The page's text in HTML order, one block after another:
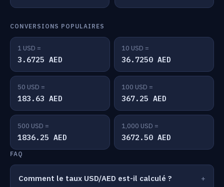
CONVERSIONS POPULAIRES
1 USD =
3.6725 AED
10 USD =
36.7250 AED
50 USD =
183.63 AED
100 USD =
367.25 AED
500 USD =
1836.25 AED
1,000 USD =
3672.50 AED
FAQ
Comment le taux USD/AED est-il calculé ?